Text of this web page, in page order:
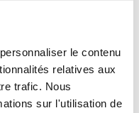
le contenu
relatives aux
trafic. Nous
sur l'utilisation de